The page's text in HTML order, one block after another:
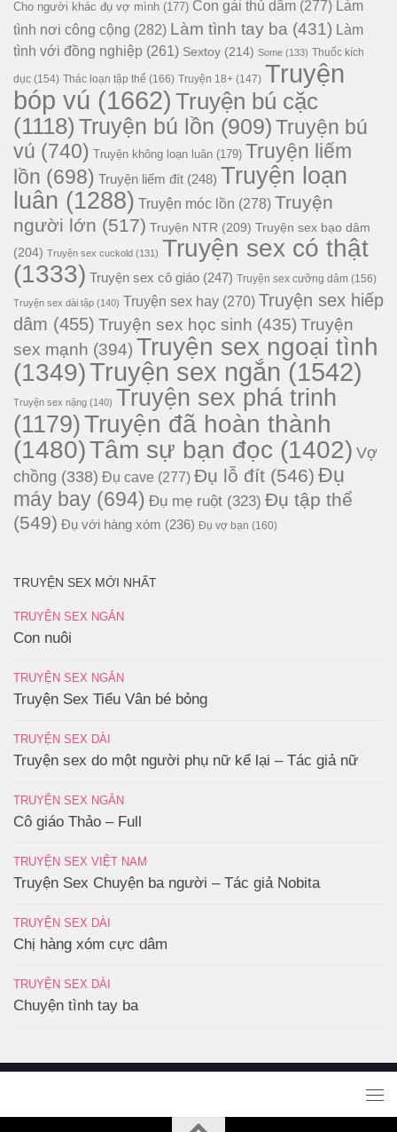
Cho người khác đụ vợ mình (177) Con gái thủ dâm (277) Làm
tình nơi công cộng (282) Làm tình tay ba (431) Làm
tình với đồng nghiệp (261) Sextoy (214) Some (133) Thuốc kích
dục (154) Thác loạn tập thể (166) Truyện 18+ (147) Truyện
bóp vú (1662) Truyện bú cặc
(1118) Truyện bú lồn (909)Truyện bú
vú (740) Truyện không loạn luân (179) Truyện liếm
lồn (698) Truyện liếm đít (248) Truyện loạn
luân (1288) Truyện móc lồn (278) Truyện
người lớn (517) Truyện NTR (209) Truyện sex bạo dâm
(204) Truyện sex cuckold (131) Truyện sex có thật
(1333) Truyện sex cô giáo (247) Truyện sex cưỡng dâm (156)
Truyện sex dài tập (140) Truyện sex hay (270) Truyện sex hiếp
dâm (455) Truyện sex học sinh (435) Truyện
sex mạnh (394) Truyện sex ngoại tình
(1349)Truyện sex ngắn (1542)
Truyện sex nặng (140) Truyện sex phá trinh
(1179)Truyện đã hoàn thành
(1480)Tâm sự bạn đọc (1402) Vợ
chồng (338) Đụ cave (277) Đụ lỗ đít (546) Đụ
máy bay (694) Đụ mẹ ruột (323) Đụ tập thể
(549) Đụ với hàng xóm (236) Đụ vợ bạn (160)
TRUYỆN SEX MỚI NHẤT
TRUYỆN SEX NGẮN
Con nuôi
TRUYỆN SEX NGẮN
Truyện Sex Tiểu Vân bé bỏng
TRUYỆN SEX DÀI
Truyện sex do một người phụ nữ kể lại – Tác giả nữ
TRUYỆN SEX NGẮN
Cô giáo Thảo – Full
TRUYỆN SEX VIỆT NAM
Truyện Sex Chuyện ba người – Tác giả Nobita
TRUYỆN SEX DÀI
Chị hàng xóm cực dâm
TRUYỆN SEX DÀI
Chuyện tình tay ba